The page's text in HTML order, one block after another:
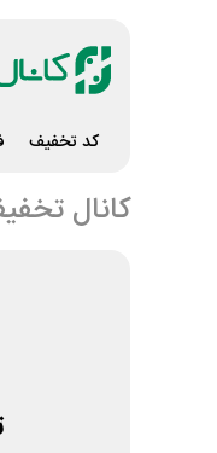
کد تخفیف
کانال